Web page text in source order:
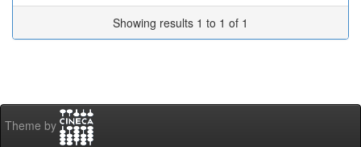
Showing results 1 to 1 of 1
Theme by